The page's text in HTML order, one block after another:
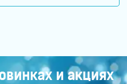
и защите гепатоцитов. Печень
и акциях